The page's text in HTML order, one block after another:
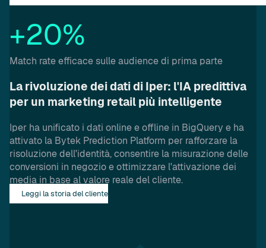
+20%
Match rate efficace sulle audience di prima parte
La rivoluzione dei dati di Iper: l'IA predittiva
per un marketing retail più intelligente
Iper ha unificato i dati online e offline in BigQuery e ha
attivato la Bytek Prediction Platform per rafforzare la
risoluzione dell'identità, consentire la misurazione delle
conversioni in negozio e ottimizzare l'attivazione dei
media in base al valore reale del cliente.
Leggi la storia del cliente